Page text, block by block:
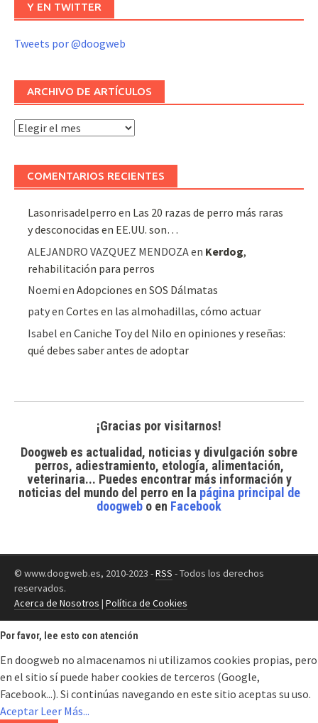
Y EN TWITTER
Tweets por @doogweb
ARCHIVO DE ARTÍCULOS
Archivo
artículos
COMENTARIOS RECIENTES
Lasonrisadelperro en Las 20 razas de perro más raras
y desconocidas en EE.UU. son…
ALEJANDRO VAZQUEZ MENDOZAen Kerdog,
rehabilitación para perros
Noemi enAdopciones en SOS Dálmatas
patyenCortes en las almohadillas, cómo actuar
Isabel enCaniche Toy del Nilo en opiniones y reseñas:
qué debes saber antes de adoptar
¡Gracias por visitarnos!
Doogweb es actualidad, noticias y divulgación sobre
perros, adiestramiento, etología, alimentación,
veterinaria... Puedes encontrar más información y
noticias del mundo del perroen la página principal de
doogweb o en Facebook
© www.doogweb.es, 2010-2023 -RSS - Todos los derechos
reservados.
Acerca de Nosotros | Política de Cookies
Por favor, lee esto con atención
En doogweb no almacenamos ni utilizamos cookies propias, pero
en el sitio sí puede haber cookies de terceros (Google,
Facebook...). Si continúas navegando en este sitio aceptas su uso.
Aceptar Leer Más...